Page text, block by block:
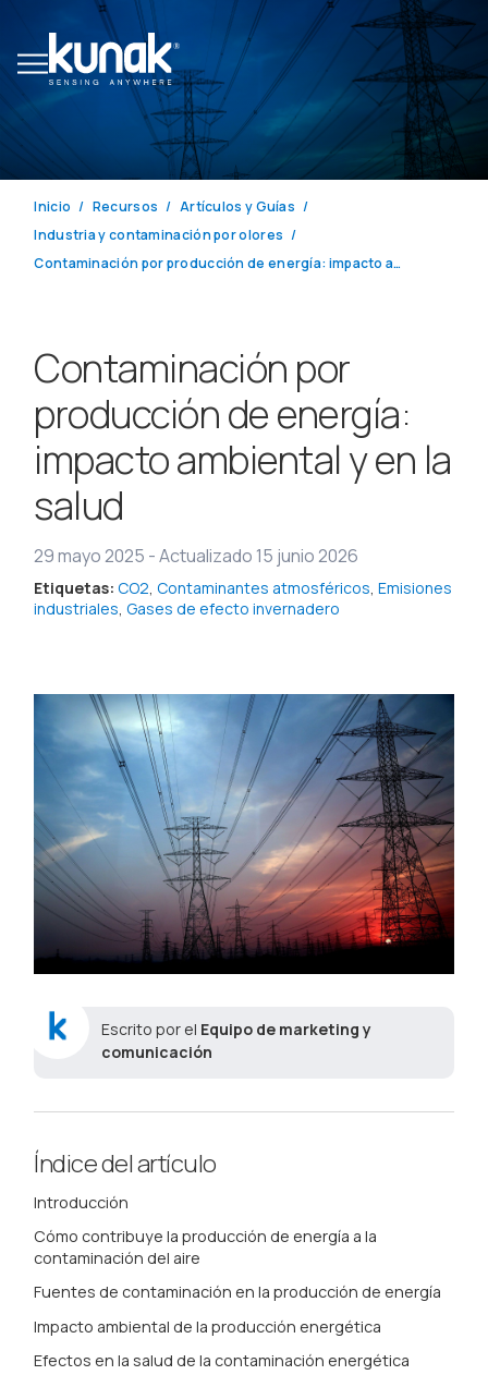
Inicio Recursos
Artículos y Guías
Industria y contaminación por olores
Contaminación por producción de energía: impacto ambiental y en la salud
Contaminación por
producción de energía:
impacto ambiental y en la
salud
29 mayo 2025 -Actualizado 15 junio 2026
Etiquetas:CO2 ,Contaminantes atmosféricos ,Emisiones
industriales ,Gases de efecto invernadero
Escrito por el Equipo de marketing y
comunicación
Índice del artículo
Introducción
Cómo contribuye la producción de energía a la
contaminación del aire
Fuentes de contaminación en la producción de energía
Impacto ambiental de la producción energética
Efectos en la salud de la contaminación energética